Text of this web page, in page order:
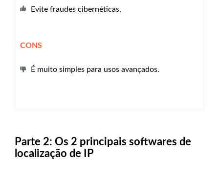
Evite fraudes cibernéticas.
CONS
É muito simples para usos avançados.
Parte 2: Os 2 principais softwares de
localização de IP